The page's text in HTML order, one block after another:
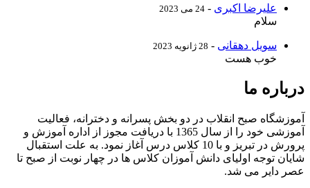
علیرضا اکبری - 24 می 2023
سلام
سویل دهقانی - 28 ژانویه 2023
خوب هست
درباره ما
آموزشگاه صبح انقلاب در دو بخش پسرانه و دخترانه، فعالیت
آموزشی خود را از سال 1365 با دریافت مجوز از اداره آموزش و
پرورش در تبریز و با 10 کلاس درس آغاز نمود. به علت استقبال
شایان توجه اولیای دانش آموزان کلاس ها در چهار نوبت از صبح تا
عصر دایر می شد.